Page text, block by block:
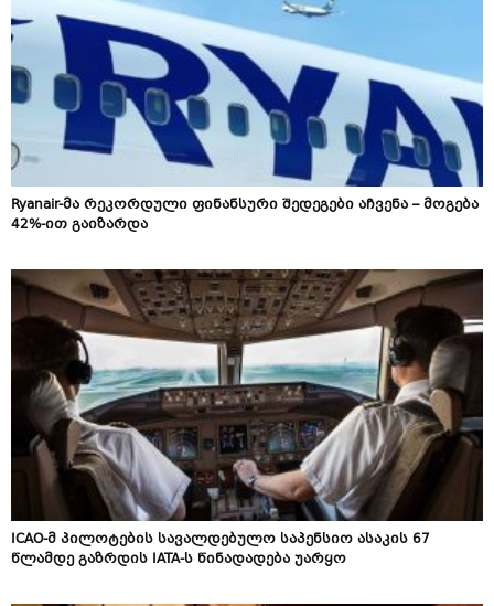
Ryanair-მა რეკორდული ფინანსური შედეგები აჩვენა – მოგება
42%-ით გაიზარდა
ICAO-მ პილოტების სავალდებულო საპენსიო ასაკის 67
წლამდე გაზრდის IATA-ს წინადადება უარყო